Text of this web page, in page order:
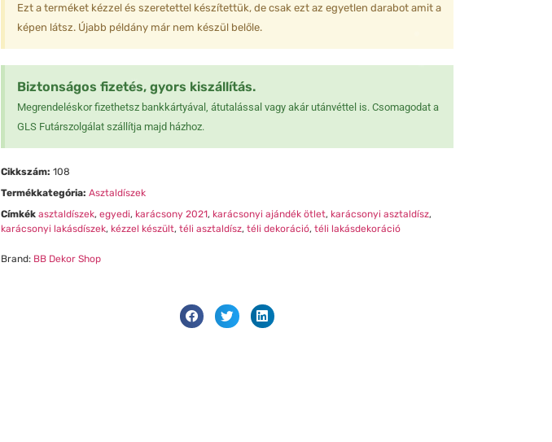
❅
❆
❆
Ezt a terméket kézzel és szeretettel készítettük, de csak ezt az egyetlen darabot amit a
képen látsz. Újabb példány már nem készül belőle.
Biztonságos fizetés, gyors kiszállítás.
Megrendeléskor fizethetsz bankkártyával, átutalással vagy akár utánvéttel is. Csomagodat a
GLS Futárszolgálat szállítja majd házhoz.
Cikkszám: 108
Termékkategória: Asztaldíszek
Címkék asztaldíszek, egyedi, karácsony 2021, karácsonyi ajándék ötlet, karácsonyi asztaldísz,
karácsonyi lakásdíszek, kézzel készült, téli asztaldísz, téli dekoráció, téli lakásdekoráció
Brand: BB Dekor Shop